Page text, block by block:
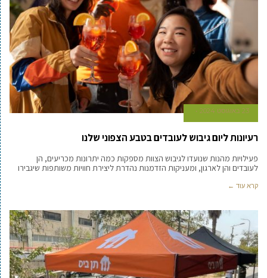
23 באוגוסט 2024
רעיונות ליום גיבוש לעובדים בטבע הצפוני שלנו
פעילויות מהנות שנועדו לגיבוש הצוות מספקות כמה יתרונות מכריעים, הן
לעובדים והן לארגון, ומעניקות הזדמנות נהדרת ליצירת חוויות משותפות שיגבירו
קרא עוד ←